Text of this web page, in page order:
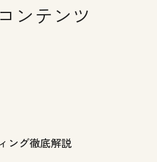
ンテンツ
ング徹底解説